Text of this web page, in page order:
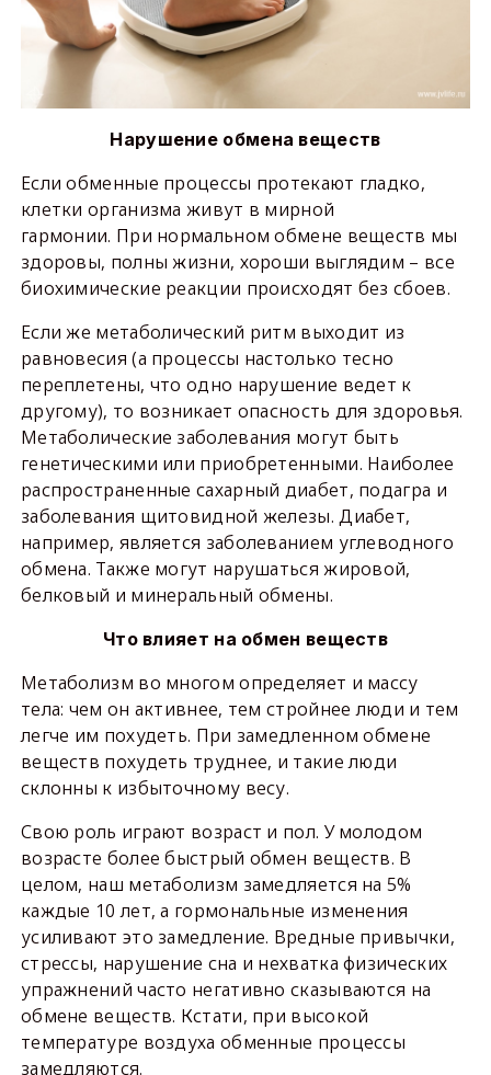
Нарушение обмена веществ
Если обменные процессы протекают гладко,
клетки организма живут в мирной
гармонии. При нормальном обмене веществ мы
здоровы, полны жизни, хороши выглядим – все
биохимические реакции происходят без сбоев.
Если же метаболический ритм выходит из
равновесия (а процессы настолько тесно
переплетены, что одно нарушение ведет к
другому), то возникает опасность для здоровья.
Метаболические заболевания могут быть
генетическими или приобретенными. Наиболее
распространенные сахарный диабет, подагра и
заболевания щитовидной железы. Диабет,
например, является заболеванием углеводного
обмена. Также могут нарушаться жировой,
белковый и минеральный обмены.
Что влияет на обмен веществ
Метаболизм во многом определяет и массу
тела: чем он активнее, тем стройнее люди и тем
легче им похудеть. При замедленном обмене
веществ похудеть труднее, и такие люди
склонны к избыточному весу.
Свою роль играют возраст и пол. У молодом
возрасте более быстрый обмен веществ. В
целом, наш метаболизм замедляется на 5%
каждые 10 лет, а гормональные изменения
усиливают это замедление. Вредные привычки,
стрессы, нарушение сна и нехватка физических
упражнений часто негативно сказываются на
обмене веществ. Кстати, при высокой
температуре воздуха обменные процессы
замедляются.